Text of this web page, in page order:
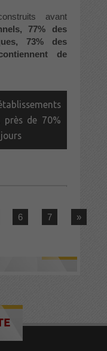
avant
77% des
73% des
de
près de 70%
6 7 »